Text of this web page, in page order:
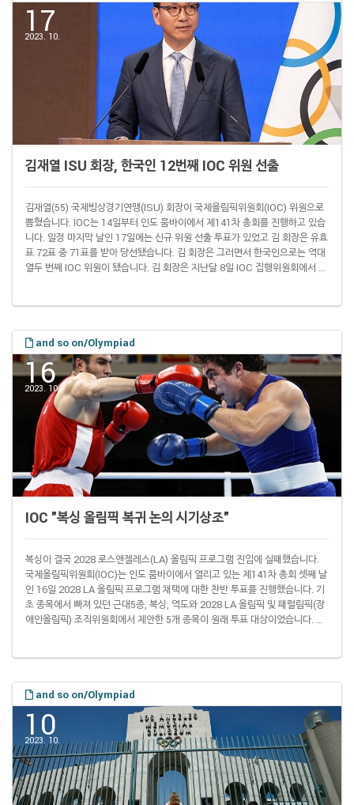
17
2023. 10.
김재열 ISU 회장, 한국인 12번째 IOC 위원 선출
김재열(55) 국제빙상경기연맹(ISU) 회장이 국제올림픽위원회(IOC) 위원으로
뽑혔습니다. IOC는 14일부터 인도 뭄바이에서 제141차 총회를 진행하고 있습
니다. 일정 마지막 날인 17일에는 신규 위원 선출 투표가 있었고 김 회장은 유효
표 72표 중 71표를 받아 당선됐습니다. 김 회장은 그러면서 한국인으로는 역대
열두 번째 IOC 위원이 됐습니다. 김 회장은 지난달 8일 IOC 집행위원회에서 추
것이나 마찬가지입니다. 실제로 김 회장과 홍콩에서 배우로 활동한 양쯔충(楊
紫瓊·양..
and so on/Olympiad
16
2023. 10.
IOC "복싱 올림픽 복귀 논의 시기상조"
복싱이 결국 2028 로스앤젤레스(LA) 올림픽 프로그램 진입에 실패했습니다.
국제올림픽위원회(IOC)는 인도 뭄바이에서 열리고 있는 제141차 총회 셋째 날
인 16일 2028 LA 올림픽 프로그램 채택에 대한 찬반 투표를 진행했습니다. 기
초 종목에서 빠져 있던 근대5종, 복싱, 역도와 2028 LA 올림픽 및 패럴림픽(장
애인올림픽) 조직위원회에서 제안한 5개 종목이 원래 투표 대상이었습니다. 총
싱협회(IBA·옛 AIBA)에 이미 퇴출 통보를 내린 상태입니다. IOC 집행..
and so on/Olympiad
10
2023. 10.